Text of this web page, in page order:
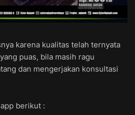
karena kualitas telah ternyata
puas, bila masih ragu
dan mengerjakan konsultasi
berikut :